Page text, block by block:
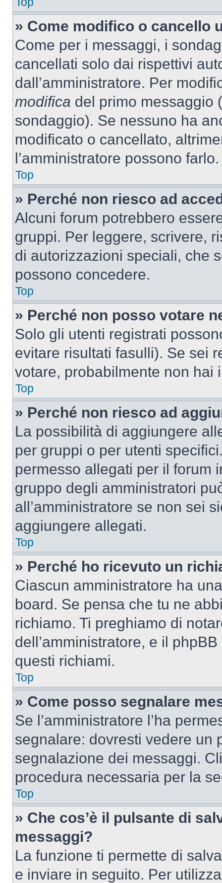
» Come modifico o cancello
Come per i messaggi, i
cancellati solo dai rispettivi
dall’amministratore. Per
modifica del primo messaggio
sondaggio). Se nessuno ha
modificato o cancellato,
l’amministratore possono farlo.
Top
» Perché non riesco ad
Alcuni forum potrebbero
gruppi. Per leggere, scrivere,
di autorizzazioni speciali, che
possono concedere.
Top
» Perché non posso votare
Solo gli utenti registrati
evitare risultati fasulli). Se sei
votare, probabilmente non hai
Top
» Perché non riesco ad
La possibilità di aggiungere
per gruppi o per utenti
permesso allegati per il forum
gruppo degli amministratori
all’amministratore se non sei
aggiungere allegati.
Top
» Perché ho ricevuto un
Ciascun amministratore ha
board. Se pensa che tu ne
richiamo. Ti preghiamo di
dell’amministratore, e il
questi richiami.
Top
» Come posso segnalare
Se l’amministratore l’ha
segnalare: dovresti vedere un
segnalazione dei messaggi.
procedura necessaria per la
Top
» Che cos’è il pulsante di
messaggi?
La funzione ti permette di
e inviare in seguito. Per